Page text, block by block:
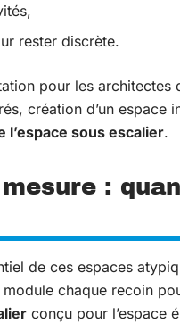
rester discrète.
pour les architectes
création d’un espace
l’espace sous escalier.
:
de ces espaces
chaque recoin
conçu pour l’espace